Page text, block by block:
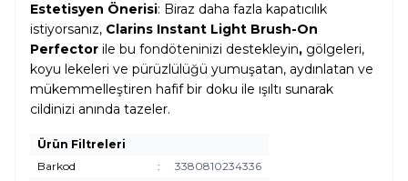
Estetisyen Önerisi: Biraz daha fazla kapatıcılık
istiyorsanız, Clarins Instant Light Brush-On
Perfector ile bu fondöteninizi destekleyin, gölgeleri,
koyu lekeleri ve pürüzlülüğü yumuşatan, aydınlatan ve
mükemmelleştiren hafif bir doku ile ışıltı sunarak
cildinizi anında tazeler.
Ürün Filtreleri
Barkod
:
3380810234336